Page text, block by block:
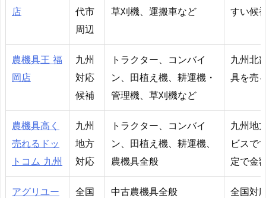
店
代市
周辺
草刈機、運搬車など
すい候
農機具王 福
岡店
九州
対応
候補
トラクター、コンバイ
ン、田植え機、耕運機・
管理機、草刈機など
九州北
具を売
農機具高く
売れるドッ
トコム 九州
九州
地方
対応
トラクター、コンバイ
ン、田植え機、耕運機、
農機具全般
九州地
ビスで
定で金
アグリユー
全国
中古農機具全般
全国対